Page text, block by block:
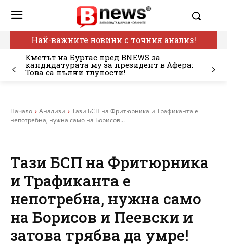
Най-важните новини с точния анализ!
Кметът на Бургас пред BNEWS за
кандидатурата му за президент в Афера:
Това са пълни глупости!
Начало Анализи
Тази БСП на Фритюрника и Трафиканта е
непотребна, нужна само на Борисов...
Тази БСП на Фритюрника
и Трафиканта е
непотребна, нужна само
на Борисов и Пеевски и
затова трябва да умре!